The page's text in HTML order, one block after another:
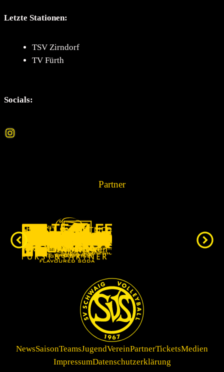
Letzte Stationen:
TSV Zirndorf
TV Fürth
Socials:
Instagram
Partner
NewsSaisonTeamsJugendVereinPartnerTicketsMedien
ImpressumDatenschutzerklärung